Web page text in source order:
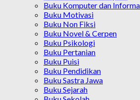
Buku Komputer dan
Buku Motivasi
Buku Non Fiksi
Buku Novel & Cerpen
Buku Psikologi
Buku Pertanian
Buku Puisi
Buku Pendidikan
Buku Sastra Jawa
Buku Sejarah